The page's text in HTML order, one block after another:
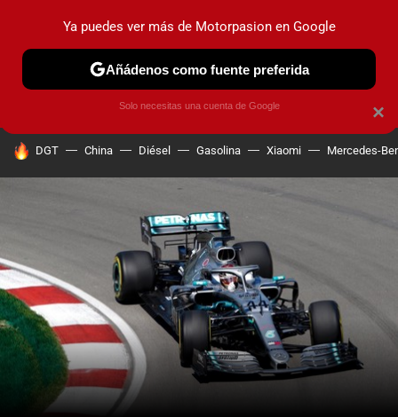
PRUEBAS COCHES ELÉCTRICOS OBSERVATORIO
HOY SE HABLA DE
DGT China Diésel Gasolina Xiaomi Mercedes-
×
Ya puedes ver más de Motorpasion en Google
Añádenos como fuente preferida
Solo necesitas una cuenta de Google